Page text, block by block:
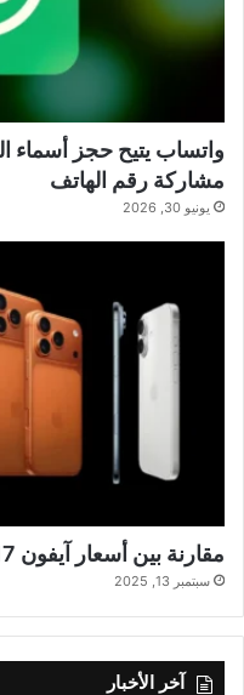
واتساب يتيح حجز أسماء
مشاركة رقم الهاتف
يونيو 30, 2026
مقارنة بين أسعار آيفون 17 في جميع الدول العربية
سبتمبر 13, 2025
آخر الأخبار